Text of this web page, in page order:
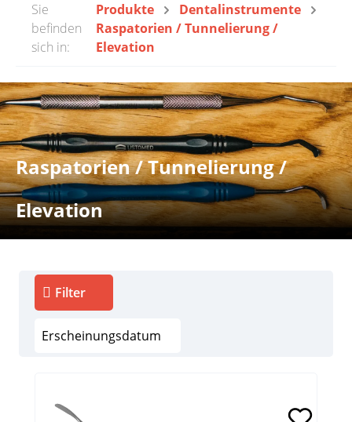
Sie
befinden
sich in:
Produkte
Dentalinstrumente
Raspatorien / Tunnelierung /
Elevation
Raspatorien / Tunnelierung /
Elevation
Filter